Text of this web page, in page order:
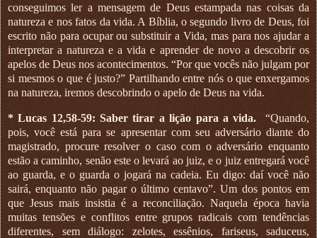
conseguimos ler a mensagem de Deus estampada nas coisas da
natureza e nos fatos da vida. A Bíblia, o segundo livro de Deus, foi
escrito não para ocupar ou substituir a Vida, mas para nos ajudar a
interpretar a natureza e a vida e aprender de novo a descobrir os
apelos de Deus nos acontecimentos. “Por que vocês não julgam por
si mesmos o que é justo?” Partilhando entre nós o que enxergamos
na natureza, iremos descobrindo o apelo de Deus na vida.
* Lucas 12,58-59: Saber tirar a lição para a vida.
“Quando,
pois, você está para se apresentar com seu adversário diante do
magistrado, procure resolver o caso com o adversário enquanto
estão a caminho, senão este o levará ao juiz, e o juiz entregará você
ao guarda, e o guarda o jogará na cadeia. Eu digo: daí você não
sairá, enquanto não pagar o último centavo”. Um dos pontos em
que Jesus mais insistia é a reconciliação. Naquela época havia
muitas tensões e conflitos entre grupos radicais com tendências
diferentes, sem diálogo: zelotes, essênios, fariseus, saduceus,